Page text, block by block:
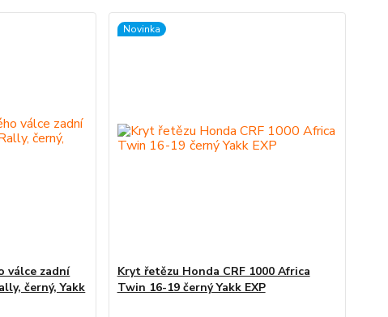
válce zadní
černý, Yakk
Novinka
Kryt řetězu Honda CRF 1000 Africa
Twin 16-19 černý Yakk EXP